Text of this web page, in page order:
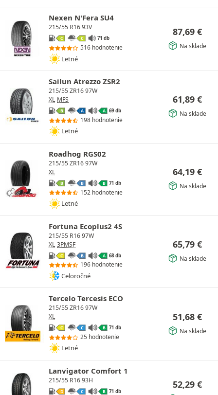
Nexen N'Fera SU4
215/55 R16 93V
C C 71 db
516 hodnotenie
Letné
87,69 €
Na sklade
Sailun Atrezzo ZSR2
215/55 ZR16 97W
XL MFS
B A A 69 db
198 hodnotenie
Letné
61,89 €
Na sklade
Roadhog RGS02
215/55 ZR16 97W
XL
B B B 71 db
152 hodnotenie
Letné
64,19 €
Na sklade
Fortuna Ecoplus2 4S
215/55 R16 97W
XL 3PMSF
C B A 68 db
196 hodnotenie
Celoročné
65,79 €
Na sklade
Tercelo Tercesis ECO
215/55 ZR16 97W
XL
C C B 71 db
25 hodnotenie
Letné
51,68 €
Na sklade
Lanvigator Comfort 1
215/55 R16 93H
D C B 71 db
52,29 €